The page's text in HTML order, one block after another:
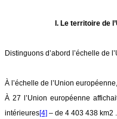
I. Le territoire de
Distinguons d’abord l’échelle de
À l’échelle de l’Union
À 27 l’Union européenne
intérieures[4] – de 4 403 438 km2 .